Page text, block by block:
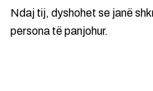
Ndaj tij, dyshohet se janë
persona të panjohur.